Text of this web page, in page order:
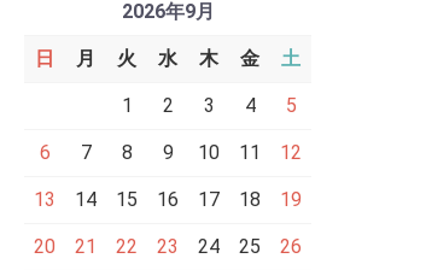
2026年9月
日 月 火 水 木 金 土
1 2 3 4 5
6 7 8 9 10 11 12
13 14 15 16 17 18 19
20 21 22 23 24 25 26